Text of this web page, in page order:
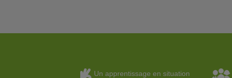
Un apprentissage en situation